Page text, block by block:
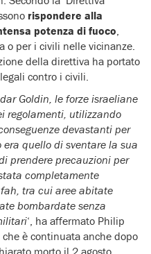
rispondere alla
potenza di fuoco
o per i civili nelle vicinanze.
della direttiva ha portato
contro i civili.
Goldin, le forze israeliane
regolamenti, utilizzando
devastanti per
quello di sventare la sua
prendere precauzioni per
completamente
tra cui aree abitate
bombardate senza
‘, ha affermato Philip
è continuata anche dopo
morto il 2 agosto,